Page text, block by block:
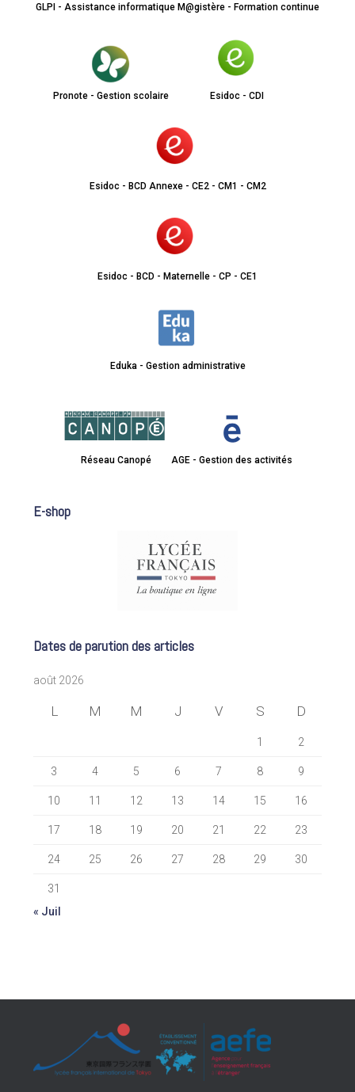
GLPI - Assistance informatique M@gistère - Formation continue
Pronote - Gestion scolaire Esidoc - CDI
Esidoc - BCD Annexe - CE2 - CM1 - CM2
Esidoc - BCD - Maternelle - CP - CE1
Eduka - Gestion administrative
Réseau Canopé AGE - Gestion des activités
E-shop
Dates de parution des articles
août 2026
L M M J V S D
1 2
3 4 5 6 7 8 9
10 11 12 13 14 15 16
17 18 19 20 21 22 23
24 25 26 27 28 29 30
31
« Juil